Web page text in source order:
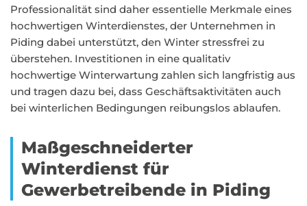
Professionalität sind daher essentielle Merkmale eines
hochwertigen Winterdienstes, der Unternehmen in
Piding dabei unterstützt, den Winter stressfrei zu
überstehen. Investitionen in eine qualitativ
hochwertige Winterwartung zahlen sich langfristig aus
und tragen dazu bei, dass Geschäftsaktivitäten auch
bei winterlichen Bedingungen reibungslos ablaufen.
Maßgeschneiderter
Winterdienst für
Gewerbetreibende in Piding